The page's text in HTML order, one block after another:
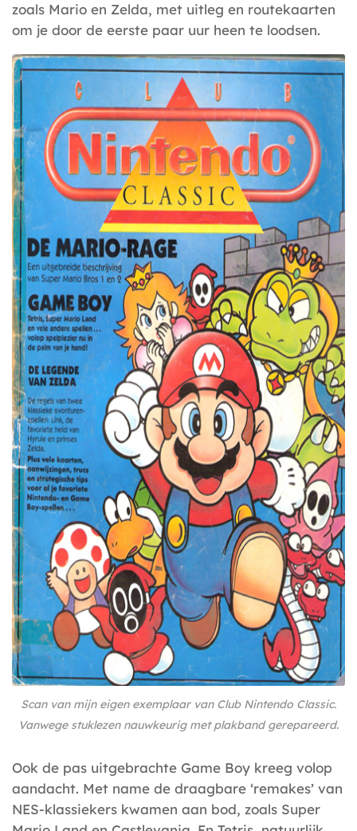
zoals Mario en Zelda, met uitleg en routekaarten
om je door de eerste paar uur heen te loodsen.
Scan van mijn eigen exemplaar van Club Nintendo Classic.
Vanwege stuklezen nauwkeurig met plakband gerepareerd.
Ook de pas uitgebrachte Game Boy kreeg volop
aandacht. Met name de draagbare ‘remakes’ van
NES-klassiekers kwamen aan bod, zoals Super